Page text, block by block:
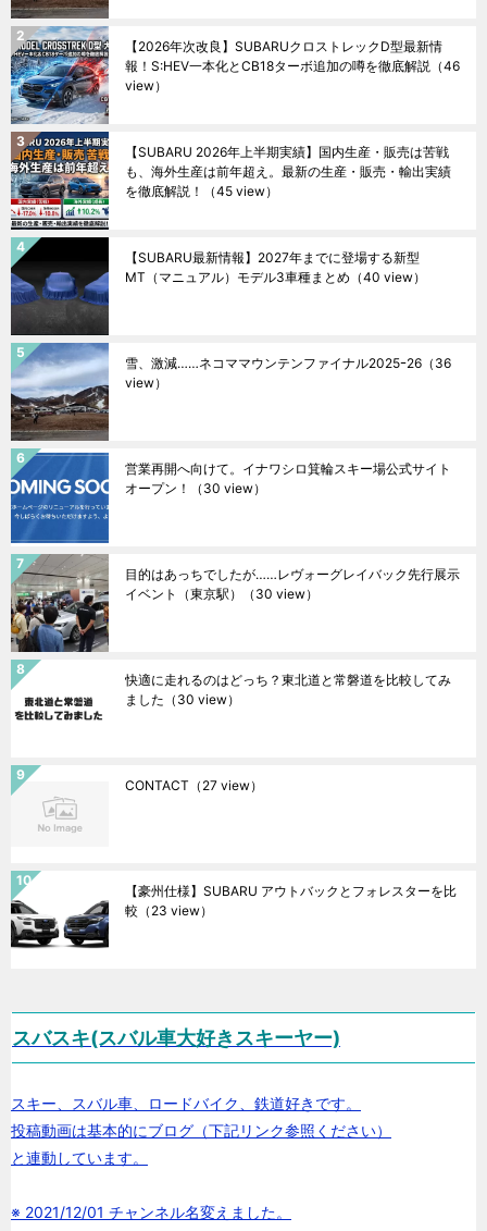
【2026年次改良】SUBARUクロストレックD型最新情
報！S:HEV一本化とCB18ターボ追加の噂を徹底解説 （46
view）
【SUBARU 2026年上半期実績】国内生産・販売は苦戦
も、海外生産は前年超え。最新の生産・販売・輸出実績
を徹底解説！
（45 view）
【SUBARU最新情報】2027年までに登場する新型
MT（マニュアル）モデル3車種まとめ （40 view）
雪、激減……ネコママウンテンファイナル2025ｰ26 （36
view）
営業再開へ向けて。イナワシロ箕輪スキー場公式サイト
オープン！
（30 view）
目的はあっちでしたが……レヴォーグレイバック先行展示
イベント（東京駅）
（30 view）
快適に走れるのはどっち？東北道と常磐道を比較してみ
ました （30 view）
CONTACT （27 view）
【豪州仕様】SUBARU アウトバックとフォレスターを比
較 （23 view）
スバスキ(スバル車大好きスキーヤー)
スキー、スバル車、ロードバイク、鉄道好きです。
投稿動画は基本的にブログ（下記リンク参照ください）
と連動しています。
※ 2021/12/01 チャンネル名変えました。